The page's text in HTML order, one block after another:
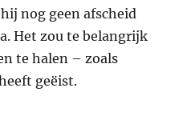
nog geen afscheid
Het zou te belangrijk
te halen – zoals
geëist.